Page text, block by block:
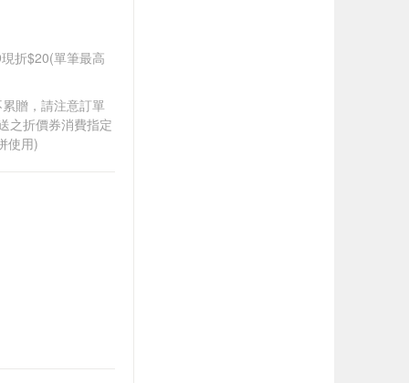
折$20(單筆最高
贈，請注意訂單
之折價券消費指定
使用)